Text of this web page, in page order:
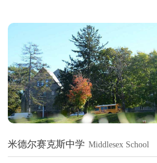
米德尔赛克斯中学 Middlesex School